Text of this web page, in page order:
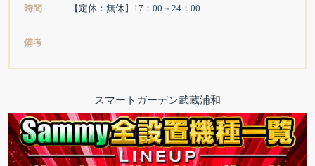
時間 【定休：無休】17：00～24：00
備考
スマートガーデン武蔵浦和